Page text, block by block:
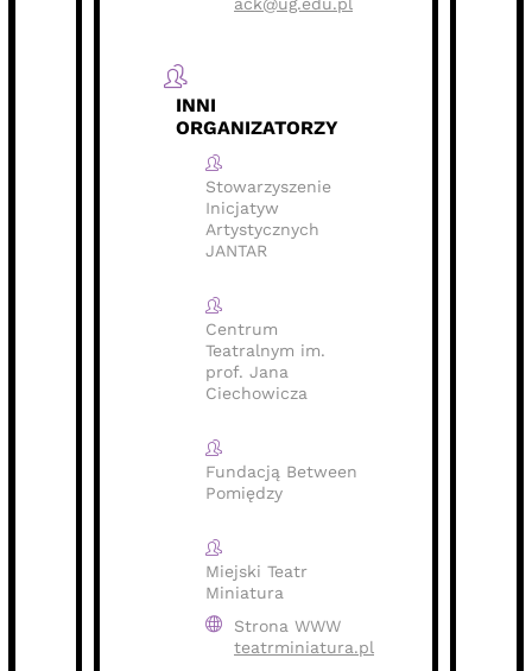
INNI
ORGANIZATORZY
Stowarzyszenie
Inicjatyw
Artystycznych
JANTAR
Centrum
Teatralnym im.
prof. Jana
Ciechowicza
Fundacją Between
Pomiędzy
Miejski Teatr
Miniatura
Strona WWW
teatrminiatura.pl